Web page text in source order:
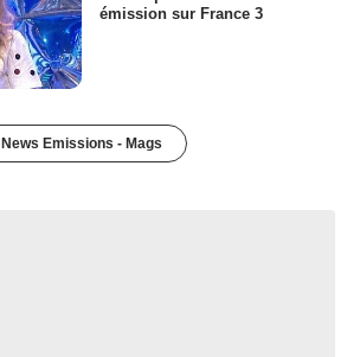
émission sur France 3
News Emissions - Mags